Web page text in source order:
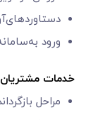
ورود
خدمات مشتریان
مراحل